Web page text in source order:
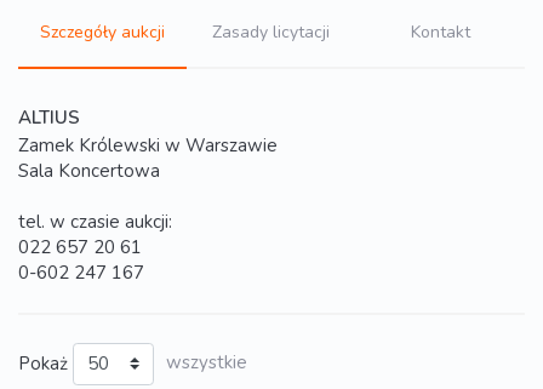
Szczegóły aukcji Zasady licytacji Kontakt
ALTIUS
Zamek Królewski w Warszawie
Sala Koncertowa
tel. w czasie aukcji:
022 657 20 61
0-602 247 167
Pokaż wszystkie